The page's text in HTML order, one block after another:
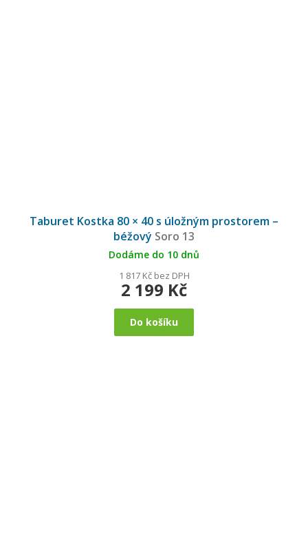
Taburet Kostka 80 × 40 s úložným prostorem –
béžový Soro 13
Dodáme do 10 dnů
1 817 Kč bez DPH
2 199 Kč
Do košíku